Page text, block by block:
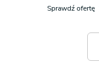
Sprawdź ofertę